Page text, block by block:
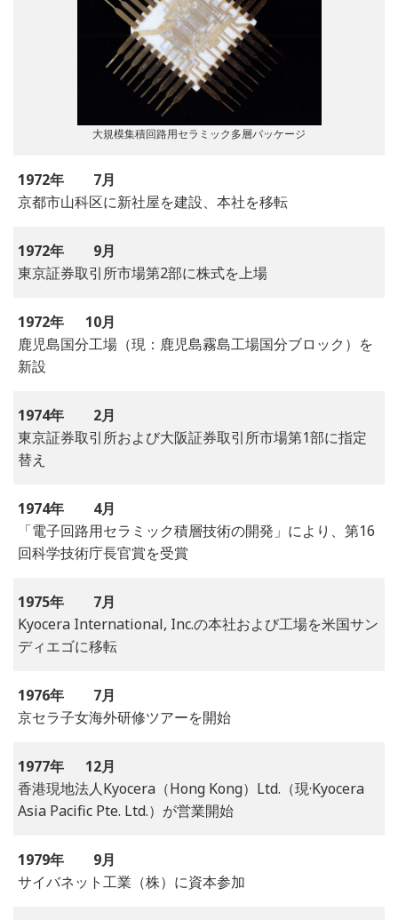
大規模集積回路用セラミック多層パッケージ
1972年
7月
京都市山科区に新社屋を建設、本社を移転
1972年
9月
東京証券取引所市場第2部に株式を上場
1972年
10月
鹿児島国分工場（現：鹿児島霧島工場国分ブロック）を
新設
1974年
2月
東京証券取引所および大阪証券取引所市場第1部に指定
替え
1974年
4月
「電子回路用セラミック積層技術の開発」により、第16
回科学技術庁長官賞を受賞
1975年
7月
Kyocera International, Inc.の本社および工場を米国サン
ディエゴに移転
1976年
7月
京セラ子女海外研修ツアーを開始
1977年
12月
香港現地法人Kyocera（Hong Kong）Ltd.（現·Kyocera
Asia Pacific Pte. Ltd.）が営業開始
1979年
9月
サイバネット工業（株）に資本参加